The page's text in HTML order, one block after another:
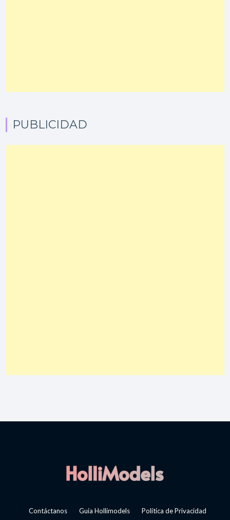
PUBLICIDAD
Contáctanos Guía Hollimodels Política de Privacidad